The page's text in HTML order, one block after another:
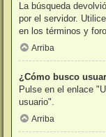
La búsqueda
por el servidor.
en los términos y
Arriba
¿Cómo busco
Pulse en el enlace
usuario".
Arriba